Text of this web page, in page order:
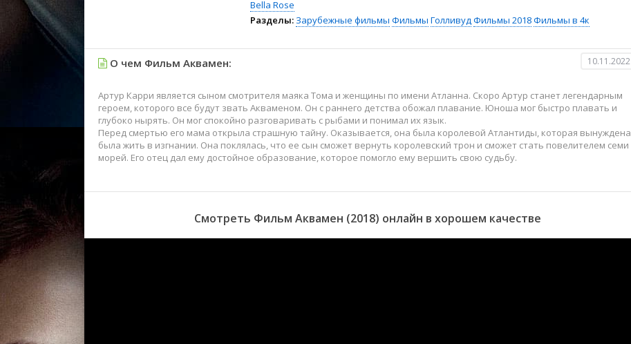
Bella Rose
Разделы: Зарубежные фильмы Фильмы ГолливудФильмы 2018Фильмы в 4к
О чем Фильм Аквамен: 10.11.2022
Артур Карри является сыном смотрителя маяка Тома и женщины по имени Атланна. Скоро Артур станет легендарным
героем, которого все будут звать Акваменом. Он с раннего детства обожал плавание. Юноша мог быстро плавать и
глубоко нырять. Он мог спокойно разговаривать с рыбами и понимал их язык.
Перед смертью его мама открыла страшную тайну. Оказывается, она была королевой Атлантиды, которая вынуждена
была жить в изгнании. Она поклялась, что ее сын сможет вернуть королевский трон и сможет стать повелителем семи
морей. Его отец дал ему достойное образование, которое помогло ему вершить свою судьбу.
Смотреть Фильм Аквамен (2018) онлайн в хорошем качестве